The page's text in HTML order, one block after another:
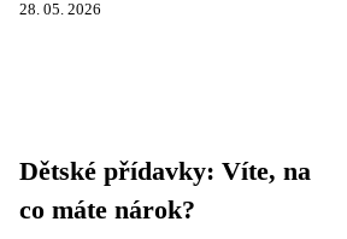
28. 05. 2026
Dětské přídavky: Víte, na
co máte nárok?